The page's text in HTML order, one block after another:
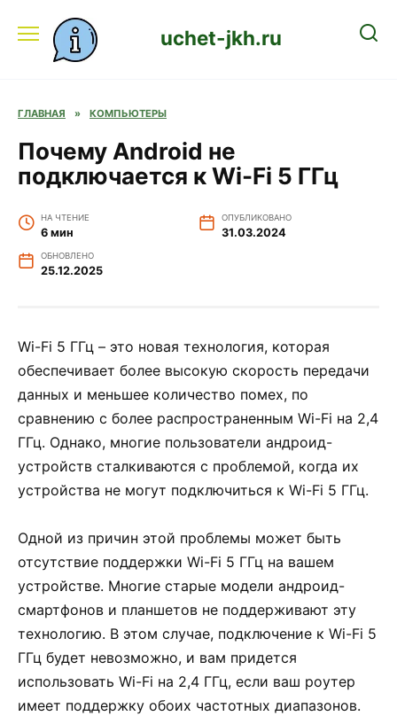
содержанию
uchet-jkh.ru
ГЛАВНАЯ » КОМПЬЮТЕРЫ
Почему Android не
подключается к Wi-Fi 5 ГГц
НА ЧТЕНИЕ
6 мин
ОПУБЛИКОВАНО
31.03.2024
ОБНОВЛЕНО
25.12.2025
Wi-Fi 5 ГГц – это новая технология, которая
обеспечивает более высокую скорость передачи
данных и меньшее количество помех, по
сравнению с более распространенным Wi-Fi на 2,4
ГГц. Однако, многие пользователи андроид-
устройств сталкиваются с проблемой, когда их
устройства не могут подключиться к Wi-Fi 5 ГГц.
Одной из причин этой проблемы может быть
отсутствие поддержки Wi-Fi 5 ГГц на вашем
устройстве. Многие старые модели андроид-
смартфонов и планшетов не поддерживают эту
технологию. В этом случае, подключение к Wi-Fi 5
ГГц будет невозможно, и вам придется
использовать Wi-Fi на 2,4 ГГц, если ваш роутер
имеет поддержку обоих частотных диапазонов.